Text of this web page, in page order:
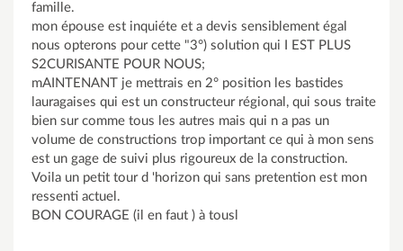
famille.
mon épouse est inquiéte et a devis sensiblement égal
nous opterons pour cette "3°) solution qui I EST PLUS
S2CURISANTE POUR NOUS;
mAINTENANT je mettrais en 2° position les bastides
lauragaises qui est un constructeur régional, qui sous traite
bien sur comme tous les autres mais qui n a pas un
volume de constructions trop important ce qui à mon sens
est un gage de suivi plus rigoureux de la construction.
Voila un petit tour d 'horizon qui sans pretention est mon
ressenti actuel.
BON COURAGE (il en faut ) à tousl